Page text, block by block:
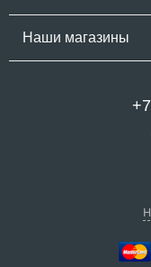
Наши магазины